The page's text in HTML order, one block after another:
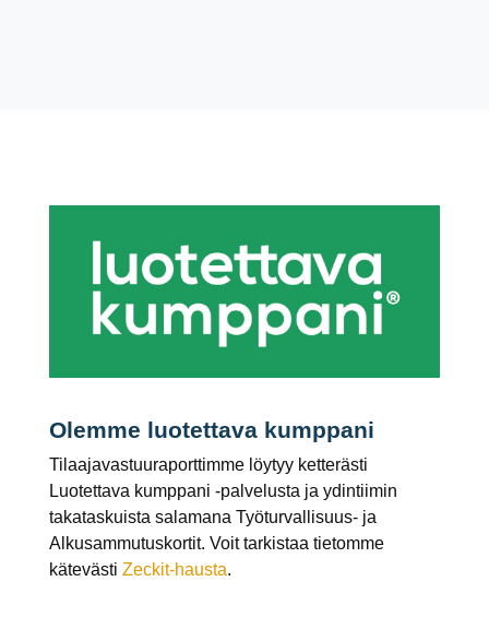
Olemme luotettava kumppani
Tilaajavastuuraporttimme löytyy ketterästi
Luotettava kumppani -palvelusta ja ydintiimin
takataskuista salamana Työturvallisuus- ja
Alkusammutuskortit. Voit tarkistaa tietomme
kätevästi Zeckit-hausta.